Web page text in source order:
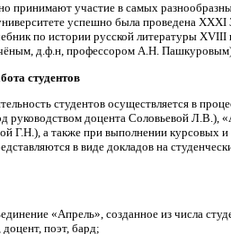
принимают участие в самых
успешно была проведена
по истории русской литературы ХVIII
д.ф.н, профессором А.Н.
студентов
студентов осуществляется в
руководством доцента Соловьевой Л.В.),
Г.Н.), а также при выполнении
в виде докладов на
«Апрель», созданное из числа
поэт, бард;